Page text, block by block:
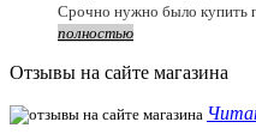
Срочно нужно было купить
полностью
Отзывы на сайте магазина